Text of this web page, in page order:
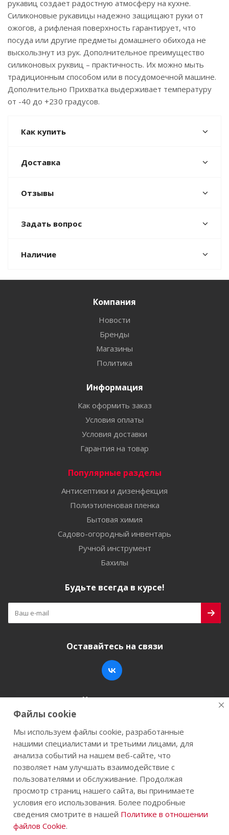
рукавиц создает радостную атмосферу на кухне.
Силиконовые рукавицы надежно защищают руки от
ожогов, а рифленая поверхность гарантирует, что
посуда или другие предметы домашнего обихода не
выскользнут из рук. Дополнительное преимущество
силиконовых руквиц – практичность. Их можно мыть
традиционным способом или в посудомоечной машине.
Дополнительно Прихватка выдерживает температуру
от -40 до +230 градусов.
Как купить
Доставка
Отзывы
Задать вопрос
Наличие
Компания
Новости
Бренды
Магазины
Политика
Информация
Как оформить заказ
Условия оплаты
Условия доставки
Гарантия на товар
Популярные разделы
Антисептики и дизенфекция
Полиэтиленовая пленка
Бытовая химия
Садово-огородный инвентарь
Ручной инструмент
Бахилы
Будьте всегда в курсе!
Оставайтесь на связи
Наши контакты
+7 (846) 200-05-15
г. Самара, ул. Заводское шоссе, 17
2026 © Строй-К.рф. Сайт не является публичной
офертой.
Файлы cookie
Мы используем файлы cookie, разработанные
нашими специалистами и третьими лицами, для
анализа событий на нашем веб-сайте, что
позволяет нам улучшать взаимодействие с
пользователями и обслуживание. Продолжая
просмотр страниц нашего сайта, вы принимаете
условия его использования. Более подробные
сведения смотрите в нашей Политике в отношении
файлов Cookie.